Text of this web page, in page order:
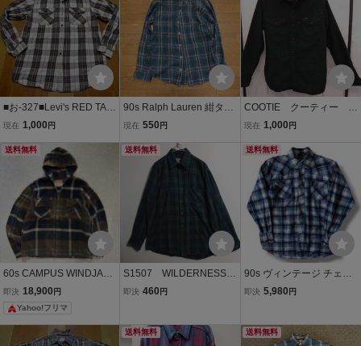
ンテージ
0s 60s
■お-327■Levi's RED TAB
長袖チェックシャツネ
現在 1,000 円
90s Ralph Lauren 紺タグ
タータンチェック 長袖シ
緑 シンガポール製 ビンテ
ージ 古着 アメカジ ラルフ
ローレン
現在 550 円
COOTIE クーティー チ
ェックネルシャツ/長袖シ
ーン 中古品
現在 1,000 円
送料無料
60s CAMPUS WINDJAM
MER ウール フードジャケ
ット USA製 ヴィンテージ
即決 18,900 円
Yahoo!フリマ
送料無料
S1507 WILDERNESS
長袖ネルシャツ M
即決 460 円
送料無料
90s ヴィンテージ チェッ
ク ネルシャツ ウエスタン
即決 5,980 円
送料無料 送料無料